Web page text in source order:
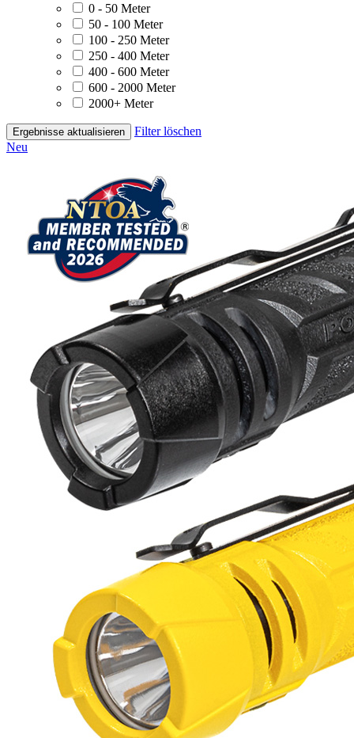
0 - 50 Meter
50 - 100 Meter
100 - 250 Meter
250 - 400 Meter
400 - 600 Meter
600 - 2000 Meter
2000+ Meter
Ergebnisse aktualisieren
Filter löschen
Neu